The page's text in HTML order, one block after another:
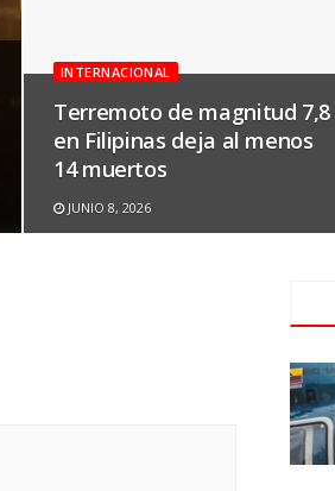
INTERNACIONAL
Terremoto de magnitud 7,8
en Filipinas deja al menos
14 muertos
JUNIO 8, 2026